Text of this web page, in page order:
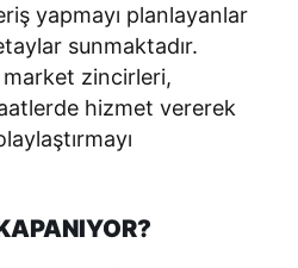
yapmayı planlayanlar
sunmaktadır.
zincirleri,
hizmet vererek